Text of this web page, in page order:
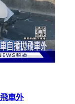
車外